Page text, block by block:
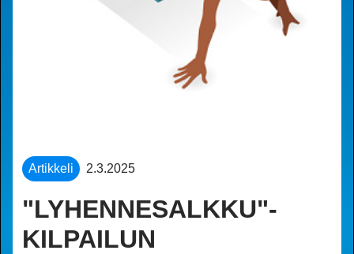
Artikkeli 2.3.2025
"LYHENNESALKKU"-
KILPAILUN